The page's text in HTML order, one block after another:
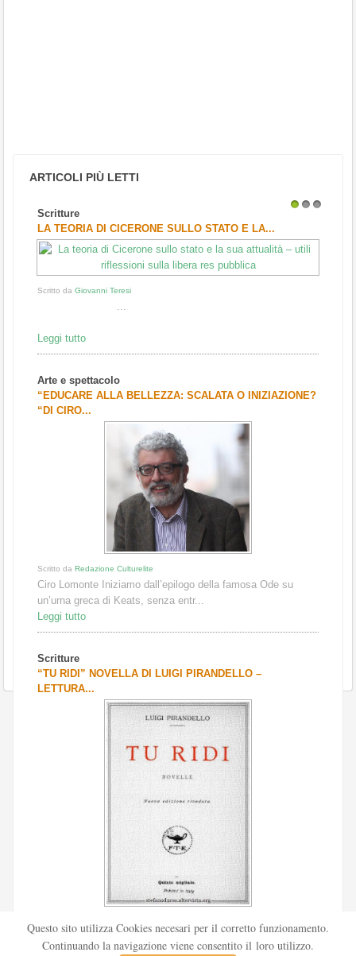
ARTICOLI PIÙ LETTI
Scritture
LA TEORIA DI CICERONE SULLO STATO E LA...
Scritto da Giovanni Teresi
...
Leggi tutto
Arte e spettacolo
“EDUCARE ALLA BELLEZZA: SCALATA O INIZIAZIONE?
“DI CIRO...
Scritto da Redazione Culturelite
Ciro Lomonte Iniziamo dall’epilogo della famosa Ode su
un’urna greca di Keats, senza entr...
Leggi tutto
Scritture
“TU RIDI” NOVELLA DI LUIGI PIRANDELLO –
LETTURA...
Pubblicata nel 1912 sul «Corriere della sera», la novella Tu
ridi fu successivamente inserita nella ...
Questo sito utilizza Cookies necesari per il corretto funzionamento.
Continuando la navigazione viene consentito il loro utilizzo.